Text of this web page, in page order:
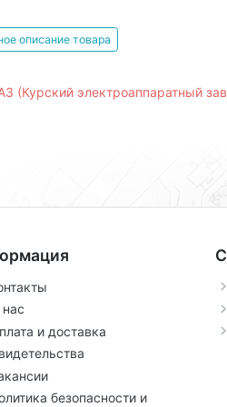
описание товара
(Курский электроаппаратный
и доставка
безопасности и